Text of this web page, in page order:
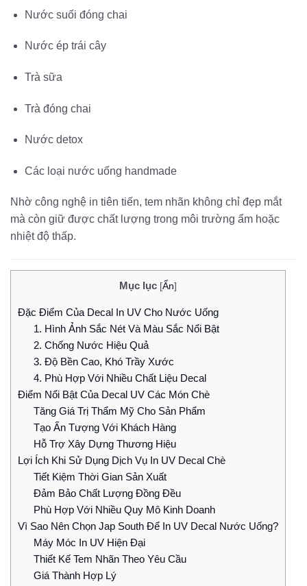
Nước suối đóng chai
Nước ép trái cây
Trà sữa
Trà đóng chai
Nước detox
Các loại nước uống handmade
Nhờ công nghệ in tiên tiến, tem nhãn không chỉ đẹp mắt
mà còn giữ được chất lượng trong môi trường ẩm hoặc
nhiệt độ thấp.
Mục lục [Ẩn]
Đặc Điểm Của Decal In UV Cho Nước Uống
1. Hình Ảnh Sắc Nét Và Màu Sắc Nổi Bật
2. Chống Nước Hiệu Quả
3. Độ Bền Cao, Khó Trầy Xước
4. Phù Hợp Với Nhiều Chất Liệu Decal
Điểm Nổi Bật Của Decal UV Các Món Chè
Tăng Giá Trị Thẩm Mỹ Cho Sản Phẩm
Tạo Ấn Tượng Với Khách Hàng
Hỗ Trợ Xây Dựng Thương Hiệu
Lợi Ích Khi Sử Dụng Dịch Vụ In UV Decal Chè
Tiết Kiệm Thời Gian Sản Xuất
Đảm Bảo Chất Lượng Đồng Đều
Phù Hợp Với Nhiều Quy Mô Kinh Doanh
Vì Sao Nên Chọn Jap South Để In UV Decal Nước Uống?
Máy Móc In UV Hiện Đại
Thiết Kế Tem Nhãn Theo Yêu Cầu
Giá Thành Hợp Lý